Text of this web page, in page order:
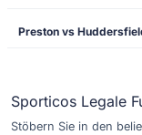
Preston vs
Sporticos Legale
Stöbern Sie in den